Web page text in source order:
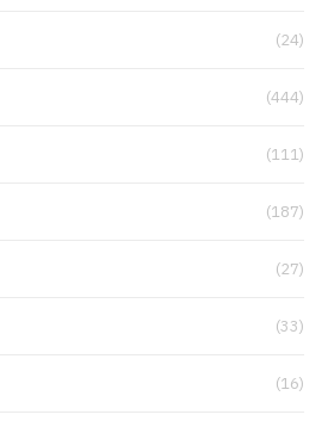
(24)
(444)
(111)
(187)
(27)
(33)
(16)